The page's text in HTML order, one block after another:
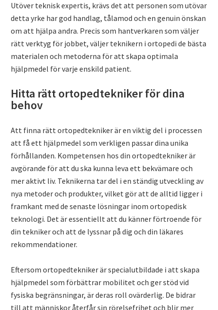
Utöver teknisk expertis, krävs det att personen som utövar
detta yrke har god handlag, tålamod och en genuin önskan
om att hjälpa andra. Precis som hantverkaren som väljer
rätt verktyg för jobbet, väljer teknikern i ortopedi de bästa
materialen och metoderna för att skapa optimala
hjälpmedel för varje enskild patient.
Hitta rätt ortopedtekniker för dina
behov
Att finna rätt ortopedtekniker är en viktig del i processen
att få ett hjälpmedel som verkligen passar dina unika
förhållanden. Kompetensen hos din ortopedtekniker är
avgörande för att du ska kunna leva ett bekvämare och
mer aktivt liv. Teknikerna tar del i en ständig utveckling av
nya metoder och produkter, vilket gör att de alltid ligger i
framkant med de senaste lösningar inom ortopedisk
teknologi. Det är essentiellt att du känner förtroende för
din tekniker och att de lyssnar på dig och din läkares
rekommendationer.
Eftersom ortopedtekniker är specialutbildade i att skapa
hjälpmedel som förbättrar mobilitet och ger stöd vid
fysiska begränsningar, är deras roll ovärderlig. De bidrar
till att människor återfår sin rörelsefrihet och blir mer